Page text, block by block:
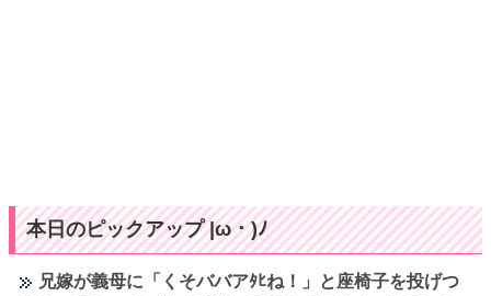
本日のピックアップ |ω・)ﾉ
兄嫁が義母に「くそババアﾀﾋね！」と座椅子を投げつ